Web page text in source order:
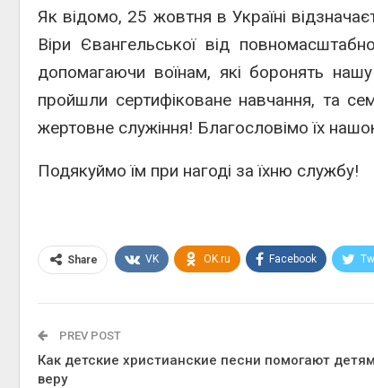
Як відомо, 25 жовтня в Україні
Віри Євангельської від
допомагаючи воїнам, які боронять
пройшли сертифіковане навчання, та
жертовне служіння! Благословімо їх
Подякуймо їм при нагоді за їхню службу!
Share VK OK.ru Facebook
PREV POST
Как детские христианские песни помогают
веру